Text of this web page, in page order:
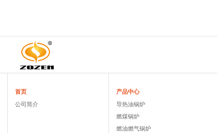
首页
公司简介
产品中心
导热油锅炉
燃煤锅炉
燃油燃气锅炉